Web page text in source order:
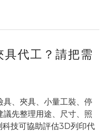
代工？請把需
、夾具、小量工裝、停
先整理用途、尺寸、照
技可協助評估3D列印代